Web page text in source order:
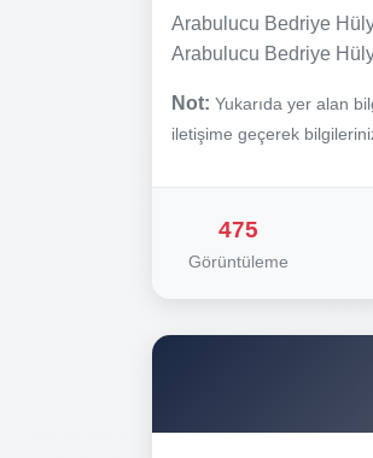
Arabulucu Bedriye
Arabulucu Bedriye
Not: Yukarıda yer alan
iletişime geçerek
475
Görüntüleme